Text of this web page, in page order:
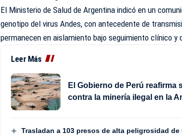
El Ministerio de Salud de Argentina indicó en un
genotipo del virus Andes, con antecedente de
permanecen en aislamiento bajo seguimiento clínico y
Leer Más
El Gobierno de Perú
contra la minería ilegal en la
Trasladan a 103 presos de alta peligrosidad